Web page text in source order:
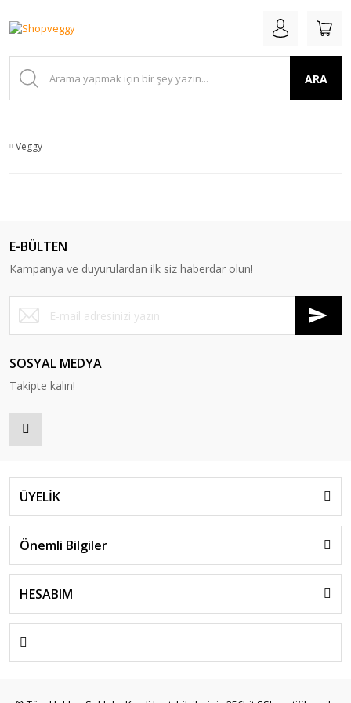
ARA
Veggy
E-BÜLTEN
Kampanya ve duyurulardan ilk siz haberdar olun!
SOSYAL MEDYA
Takipte kalın!
ÜYELİK
Önemli Bilgiler
HESABIM